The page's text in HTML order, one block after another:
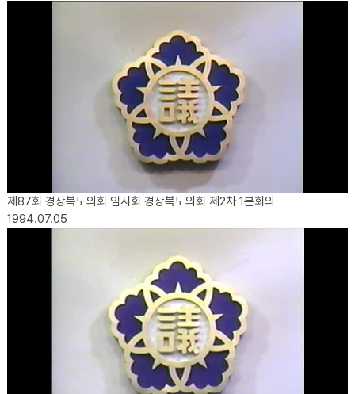
제87회 경상북도의회 임시회 경상북도의회 제2차 1본회의
1994.07.05